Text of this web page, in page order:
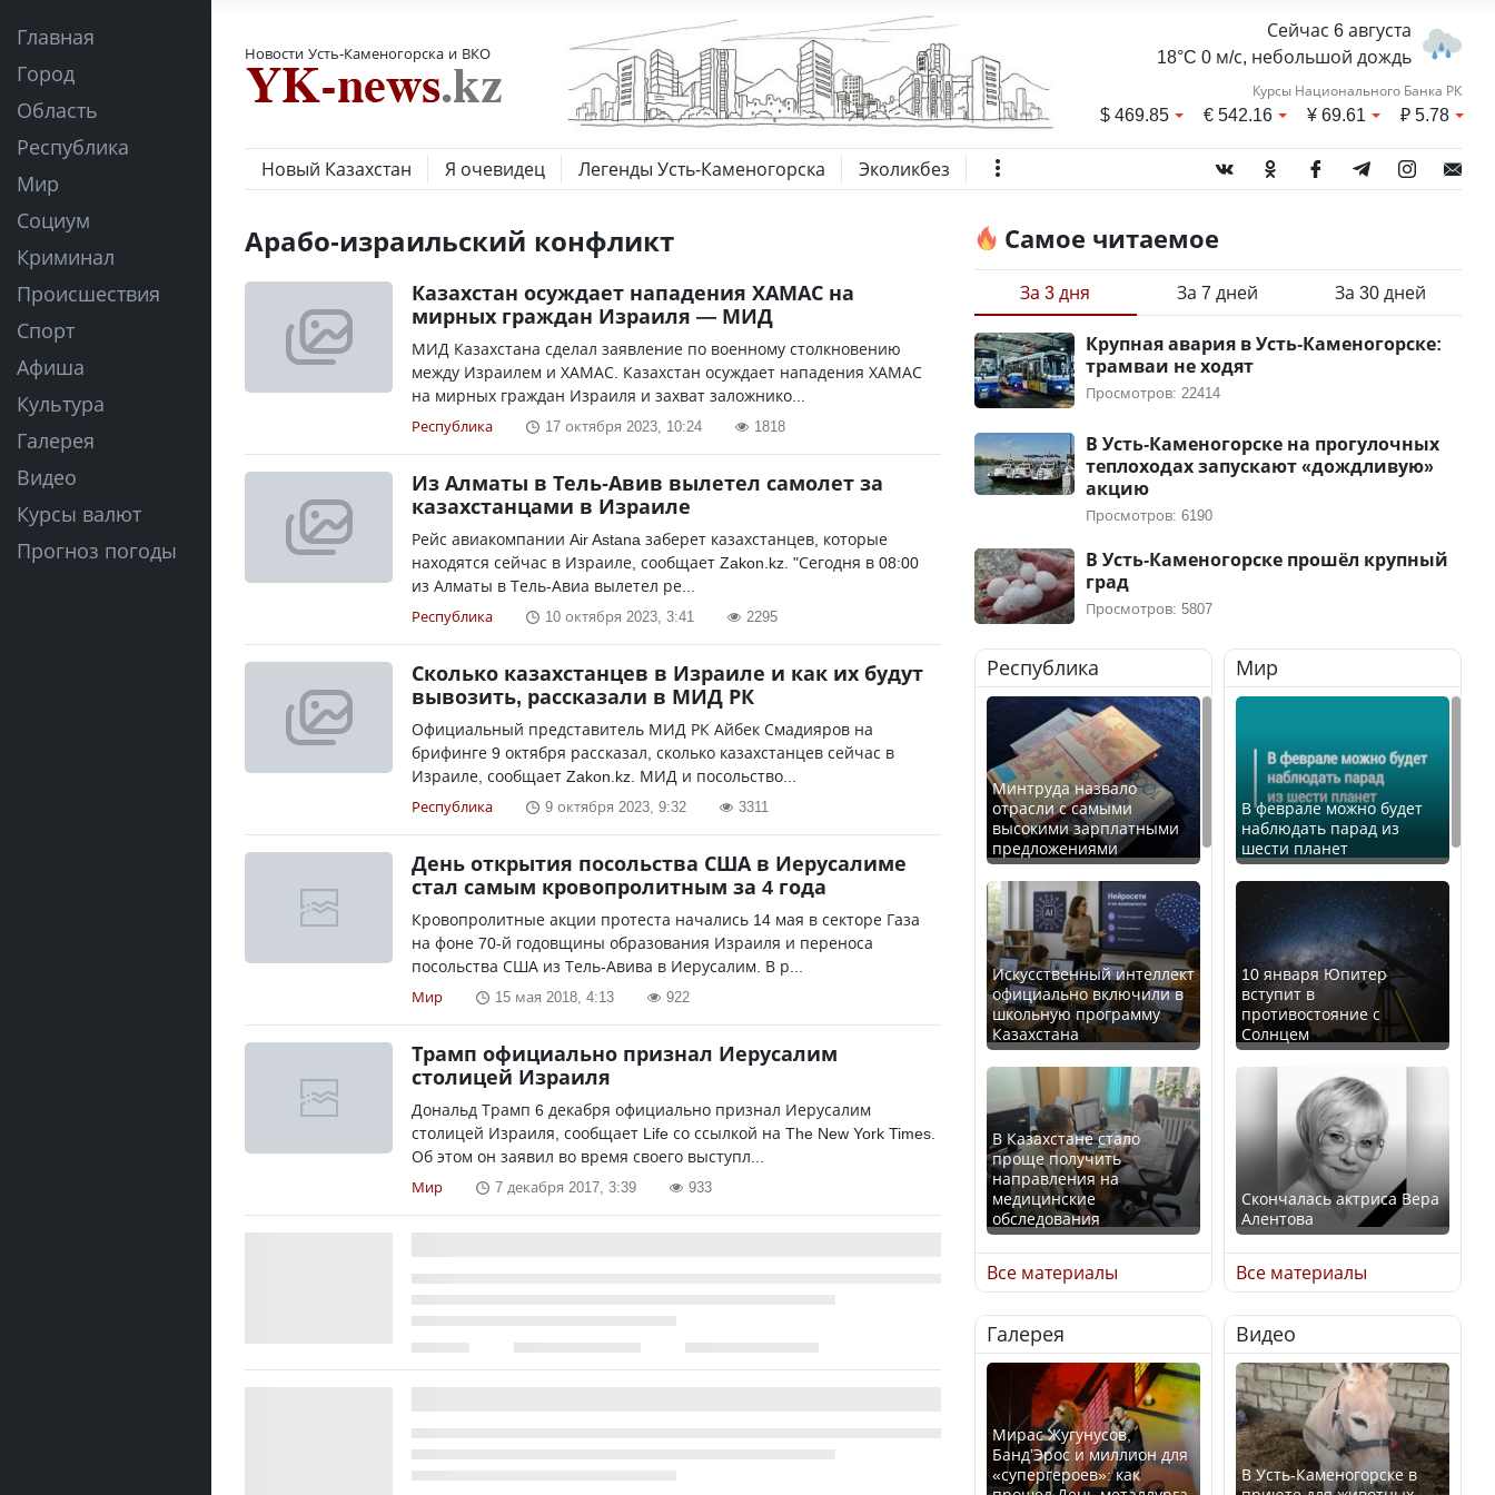
Главная
Город
Область
Республика
Мир
Социум
Криминал
Происшествия
Спорт
Афиша
Культура
Галерея
Видео
Курсы валют
Прогноз погоды
Новости Усть-Каменогорска и ВКО
Сейчас 6 августа
18°C 0 м/с, небольшой дождь
Курсы Национального Банка РК
$469.85 €542.16 ¥69.61 ₽5.78
Новый Казахстан Я очевидец Легенды Усть-Каменогорска Эколикбез
Арабо-израильский конфликт
Казахстан осуждает нападения ХАМАС на
мирных граждан Израиля — МИД
МИД Казахстана сделал заявление по военному столкновению
между Израилем и ХАМАС. Казахстан осуждает нападения ХАМАС
на мирных граждан Израиля и захват заложнико...
Республика 17 октября 2023, 10:24 1818
Из Алматы в Тель-Авив вылетел самолет за
казахстанцами в Израиле
Рейс авиакомпании Air Astana заберет казахстанцев, которые
находятся сейчас в Израиле, сообщает Zakon.kz. "Сегодня в 08:00
из Алматы в Тель-Авиа вылетел ре...
Республика 10 октября 2023, 3:41 2295
Сколько казахстанцев в Израиле и как их будут
вывозить, рассказали в МИД РК
Официальный представитель МИД РК Айбек Смадияров на
брифинге 9 октября рассказал, сколько казахстанцев сейчас в
Израиле, сообщает Zakon.kz. МИД и посольство...
Республика 9 октября 2023, 9:32 3311
День открытия посольства США в Иерусалиме
стал самым кровопролитным за 4 года
Кровопролитные акции протеста начались 14 мая в секторе Газа
на фоне 70-й годовщины образования Израиля и переноса
посольства США из Тель-Авива в Иерусалим. В р...
Мир 15 мая 2018, 4:13 922
Трамп официально признал Иерусалим
столицей Израиля
Дональд Трамп 6 декабря официально признал Иерусалим
столицей Израиля, сообщает Life со ссылкой на The New York Times.
Об этом он заявил во время своего выступл...
Мир 7 декабря 2017, 3:39 933
Самое читаемое
За 3 дня За 7 дней За 30 дней
Крупная авария в Усть-Каменогорске:
трамваи не ходят
Просмотров: 22414
В Усть-Каменогорске на прогулочных
теплоходах запускают «дождливую»
акцию
Просмотров: 6190
В Усть-Каменогорске прошёл крупный
град
Просмотров: 5807
Республика
Минтруда назвало
отрасли с самыми
высокими зарплатными
предложениями
Искусственный интеллект
официально включили в
школьную программу
Казахстана
В Казахстане стало
проще получить
направления на
медицинские
обследования
Қазақстан Орталық Азия
елдері арасында әл-ауқат
индексінде көш бастады
Все материалы
Мир
В феврале можно будет
наблюдать парад из
шести планет
10 января Юпитер
вступит в
противостояние с
Солнцем
Скончалась актриса Вера
Алентова
В РФ вынесен заочный
приговор по уголовному
делу об убийстве Игоря
Талькова
Все материалы
Галерея
Мирас Жугунусов,
Банд’Эрос и миллион для
«супергероев»: как
Видео
В Усть-Каменогорске в